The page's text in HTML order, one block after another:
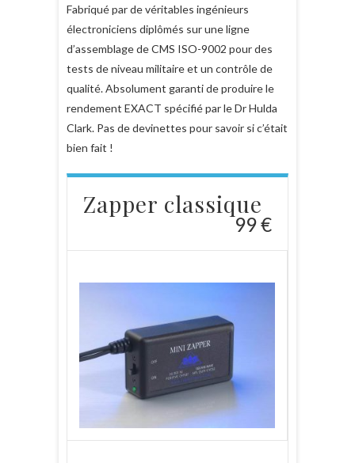
Fabriqué par de véritables ingénieurs
électroniciens diplômés sur une ligne
d’assemblage de CMS ISO-9002 pour des
tests de niveau militaire et un contrôle de
qualité. Absolument garanti de produire le
rendement EXACT spécifié par le Dr Hulda
Clark. Pas de devinettes pour savoir si c’était
bien fait !
Zapper classique
99 €